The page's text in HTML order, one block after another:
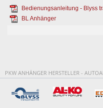
Bedienungsanleitung - Blyss
BL Anhänger
PKW ANHÄNGER HERSTELLER -